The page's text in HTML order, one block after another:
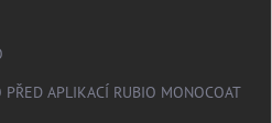
PŘED APLIKACÍ RUBIO MONOCOAT